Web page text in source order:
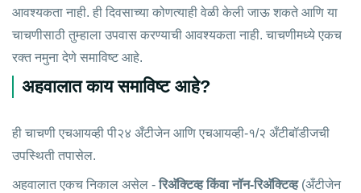
आवश्यकता नाही. ही दिवसाच्या कोणत्याही वेळी केली जाऊ शकते आणि या
चाचणीसाठी तुम्हाला उपवास करण्याची आवश्यकता नाही. चाचणीमध्ये एकच
रक्त नमुना देणे समाविष्ट आहे.
अहवालात काय समाविष्ट आहे?
ही चाचणी एचआयव्ही पी२४ अँटीजेन आणि एचआयव्ही-१/२ अँटीबॉडीजची
उपस्थिती तपासेल.
अहवालात एकच निकाल असेल -रिअ‍ॅक्टिव्ह किंवा नॉन-रिअ‍ॅक्टिव्ह(अँटीजेन